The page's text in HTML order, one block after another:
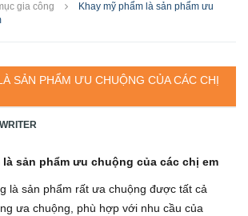
gia công
Khay mỹ phẩm là sản phẩm ưu
SẢN PHẨM ƯU CHUỘNG CỦA CÁC CHỊ
là sản phẩm ưu chuộng của các chị em
là sản phẩm rất ưa chuộng được tất cả
ưa chuộng, phù hợp với nhu cầu của